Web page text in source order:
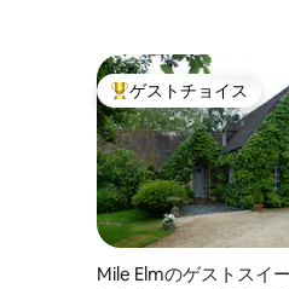
大好評のゲストチョイ
ゲストチョイス
Mile Elmのゲストスイ